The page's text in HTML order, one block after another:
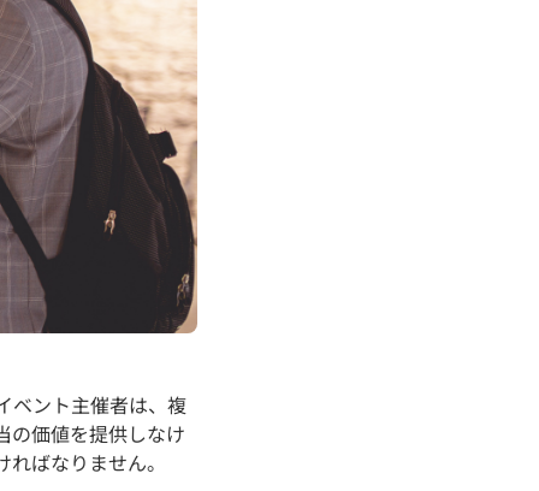
ベント主催者は、複
の価値を提供しなけ
ばなりません。